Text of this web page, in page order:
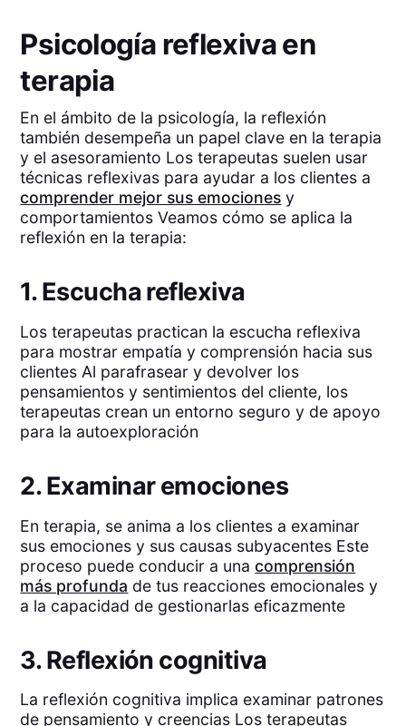
Psicología reflexiva en
terapia
En el ámbito de la psicología, la reflexión
también desempeña un papel clave en la terapia
y el asesoramiento Los terapeutas suelen usar
técnicas reflexivas para ayudar a los clientes a
comprender mejor sus emociones y
comportamientos Veamos cómo se aplica la
reflexión en la terapia:
1. Escucha reflexiva
Los terapeutas practican la escucha reflexiva
para mostrar empatía y comprensión hacia sus
clientes Al parafrasear y devolver los
pensamientos y sentimientos del cliente, los
terapeutas crean un entorno seguro y de apoyo
para la autoexploración
2. Examinar emociones
En terapia, se anima a los clientes a examinar
sus emociones y sus causas subyacentes Este
proceso puede conducir a unacomprensión
más profunda de tus reacciones emocionales y
a la capacidad de gestionarlas eficazmente
3. Reflexión cognitiva
La reflexión cognitiva implica examinar patrones
de pensamiento y creencias Los terapeutas